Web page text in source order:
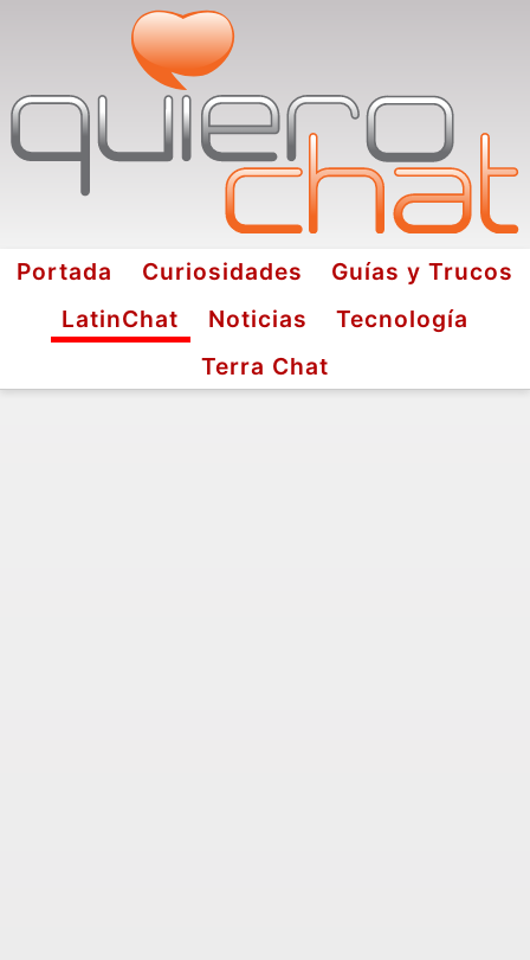
Portada Curiosidades
Guías y Trucos
LatinChat
Noticias
Tecnología
Terra Chat